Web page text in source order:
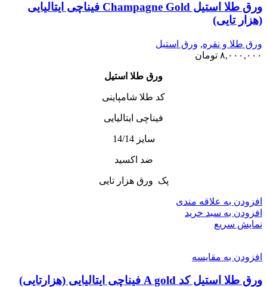
ورق طلا استیل Champagne Gold فیناچی ایتالیایی
(هزار تایی)
ورق طلا و نقره, ورق استیل
۸,۰۰۰,۰۰۰ تومان
ورق طلا استیل
کد طلا شامپاینی
فیناچی ایتالیایی
سایز 14/14
ضد اکسید
پک ورق هزار تایی
افزودن به علاقه مندی
افزودن به سبد خرید
نمایش سریع
افزودن به مقایسه
ورق طلا استیل کد A gold فیناچی ایتالیایی (هزارتایی)